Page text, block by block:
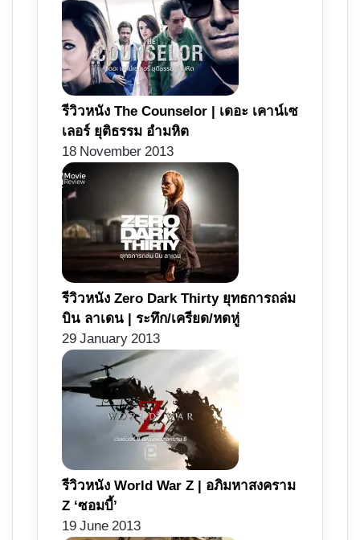
รีวิวหนัง The Counselor | เดอะ เคาน์เซ
เลอร์ ยุติธรรม อำมหิต
18 November 2013
รีวิวหนัง Zero Dark Thirty ยุทธการถล่ม
บิน ลาเดน | ระทึก/เครียด/หดหู่
29 January 2013
รีวิวหนัง World War Z | อภิมหาสงคราม
Z ‘ซอมบี้’
19 June 2013